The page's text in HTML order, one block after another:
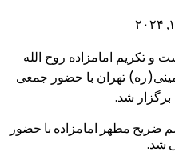
و تکریم امامزاده روح الله
تهران با حضور جمعی
شد.
ضریح مطهر امامزاده با حضور
شد.